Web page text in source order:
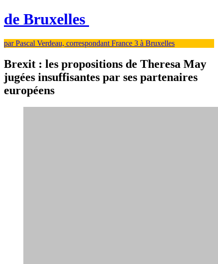
de Bruxelles
par Pascal Verdeau, correspondant France 3 à Bruxelles
Brexit : les propositions de Theresa May
jugées insuffisantes par ses partenaires
européens